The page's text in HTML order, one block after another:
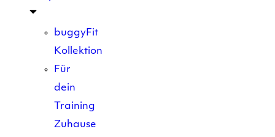
buggyFit
Kollektion
Für
dein
Training
Zuhause